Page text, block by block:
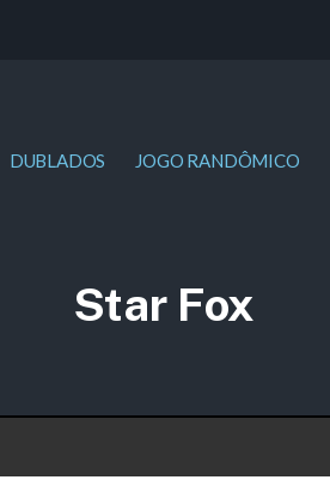
DUBLADOS JOGO RANDÔMICO
Star Fox